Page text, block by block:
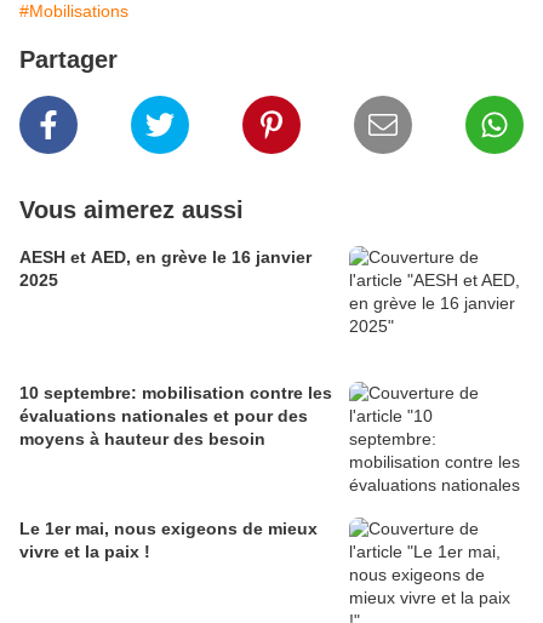
#Mobilisations
Partager
Vous aimerez aussi
AESH et AED, en grève le 16 janvier
2025
10 septembre: mobilisation contre les
évaluations nationales et pour des
moyens à hauteur des besoin
Le 1er mai, nous exigeons de mieux
vivre et la paix !